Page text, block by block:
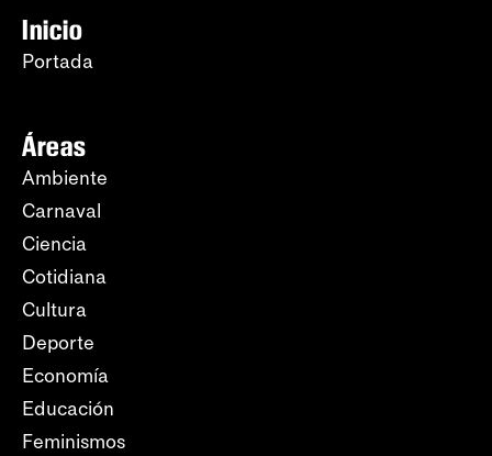
Inicio
Portada
Áreas
Ambiente
Carnaval
Ciencia
Cotidiana
Cultura
Deporte
Economía
Educación
Feminismos